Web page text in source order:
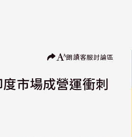
朗讀客服討論區
市場成營運衝刺